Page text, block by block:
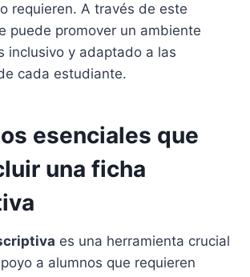
requieren. A través de este
puede promover un ambiente
inclusivo y adaptado a las
cada estudiante.
esenciales que
una ficha
es una herramienta crucial
a alumnos que requieren